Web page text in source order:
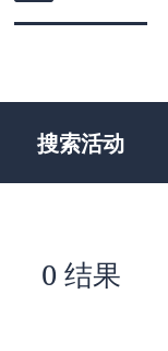
搜索活动
0 结果